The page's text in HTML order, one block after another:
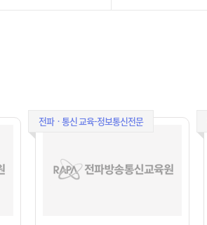
전파ㆍ통신 교육-정보통신전문